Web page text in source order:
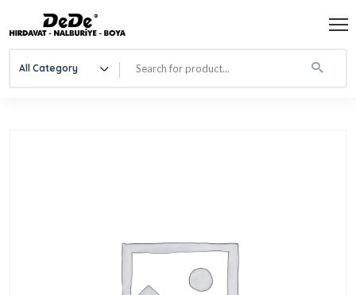
All Category